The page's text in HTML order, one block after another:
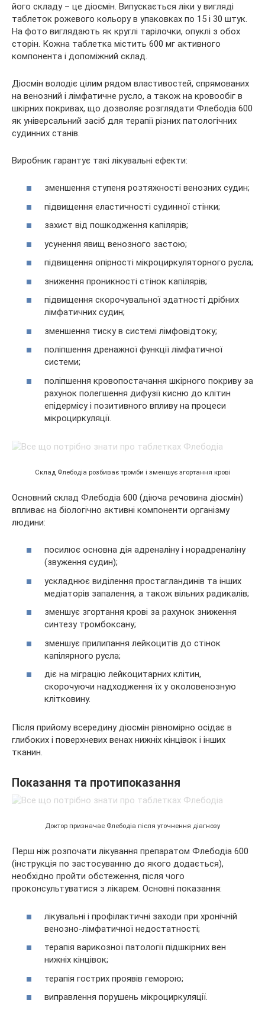
його складу – це діосмін. Випускається ліки у вигляді
таблеток рожевого кольору в упаковках по 15 і 30 штук.
На фото виглядають як круглі тарілочки, опуклі з обох
сторін. Кожна таблетка містить 600 мг активного
компонента і допоміжний склад.
Діосмін володіє цілим рядом властивостей, спрямованих
на венозний і лімфатичне русло, а також на кровообіг в
шкірних покривах, що дозволяє розглядати Флебодіа 600
як універсальний засіб для терапії різних патологічних
судинних станів.
Виробник гарантує такі лікувальні ефекти:
зменшення ступеня розтяжності венозних судин;
підвищення еластичності судинної стінки;
захист від пошкодження капілярів;
усунення явищ венозного застою;
підвищення опірності мікроциркуляторного русла;
зниження проникності стінок капілярів;
підвищення скорочувальної здатності дрібних
лімфатичних судин;
зменшення тиску в системі лімфовідтоку;
поліпшення дренажної функції лімфатичної
системи;
поліпшення кровопостачання шкірного покриву за
рахунок полегшення дифузії кисню до клітин
епідермісу і позитивного впливу на процеси
мікроциркуляції.
Склад Флебодіа розбиває тромби і зменшує згортання крові
Основний склад Флебодіа 600 (діюча речовина діосмін)
впливає на біологічно активні компоненти організму
людини:
посилює основна дія адреналіну і норадреналіну
(звуження судин);
ускладнює виділення простагландинів та інших
медіаторів запалення, а також вільних радикалів;
зменшує згортання крові за рахунок зниження
синтезу тромбоксану;
зменшує прилипання лейкоцитів до стінок
капілярного русла;
діє на міграцію лейкоцитарних клітин,
скорочуючи надходження їх у околовенозную
клітковину.
Після прийому всередину діосмін рівномірно осідає в
глибоких і поверхневих венах нижніх кінцівок і інших
тканин.
Показання та протипоказання
Доктор призначає Флебодіа після уточнення діагнозу
Перш ніж розпочати лікування препаратом Флебодіа 600
(інструкція по застосуванню до якого додається),
необхідно пройти обстеження, після чого
проконсультуватися з лікарем. Основні показання:
лікувальні і профілактичні заходи при хронічній
венозно-лімфатичної недостатності;
терапія варикозної патології підшкірних вен
нижніх кінцівок;
терапія гострих проявів геморою;
виправлення порушень мікроциркуляції.